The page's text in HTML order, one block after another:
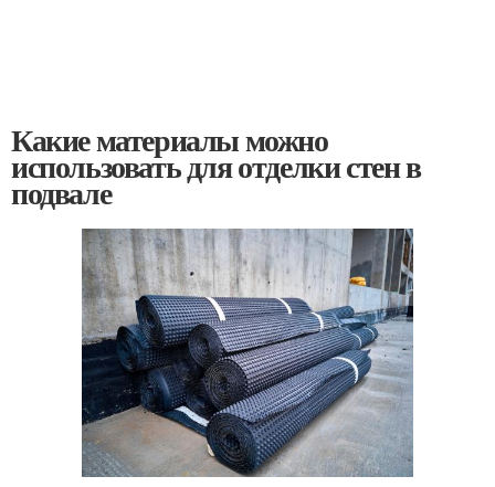
Какие материалы можно
использовать для отделки стен в
подвале